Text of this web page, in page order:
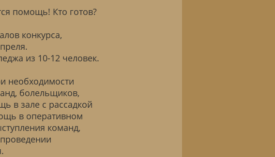
помощь! Кто готов?
конкурса,
из 10-12 человек.
необходимости
болельщиков,
в зале с рассадкой
в оперативном
команд,